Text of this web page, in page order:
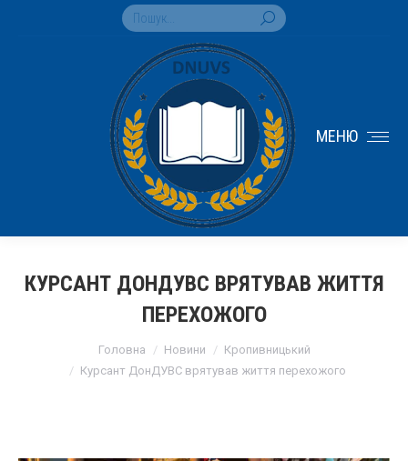
Search:
МЕНЮ
КУРСАНТ ДОНДУВС ВРЯТУВАВ ЖИТТЯ
ПЕРЕХОЖОГО
Головна Новини
Кропивницький
Курсант ДонДУВС врятував життя перехожого